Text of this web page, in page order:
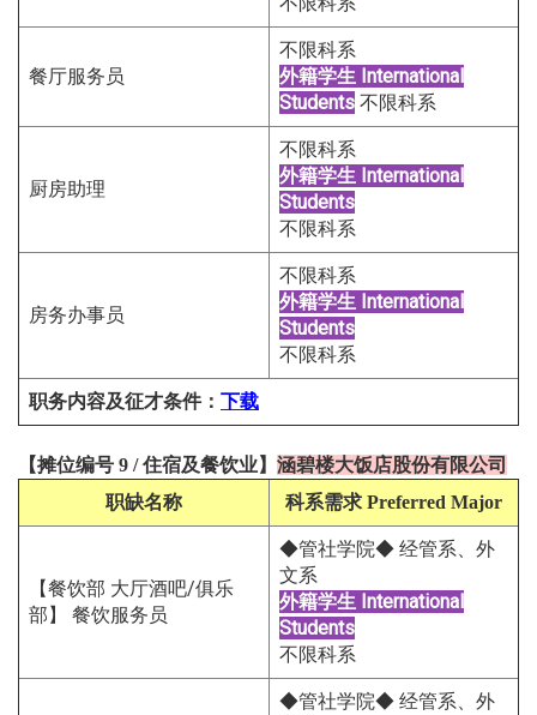
餐厅服务员
不限科系
外籍学生 International
Students 不限科系
厨房助理
不限科系
外籍学生 International
Students
不限科系
房务办事员
不限科系
外籍学生 International
Students
不限科系
职务内容及征才条件： 下载
【摊位编号 9 /住宿及餐饮业】 涵碧楼大饭店股份有限公司
职缺名称
科系需求 Preferred Major
【餐饮部 大厅酒吧/俱乐
部】 餐饮服务员
◆管社学院◆ 经管系、外
文系
外籍学生 International
Students
不限科系
◆管社学院◆ 经管系、外